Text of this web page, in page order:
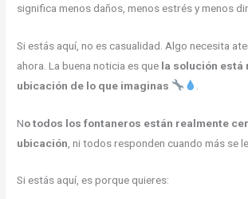
significa menos daños, menos estrés y menos
Si estás aquí, no es casualidad. Algo necesita
ahora. La buena noticia es que la solución está
ubicación de lo que imaginas
No todos los fontaneros están realmente
ubicación , ni todos responden cuando más se
Si estás aquí, es porque quieres: